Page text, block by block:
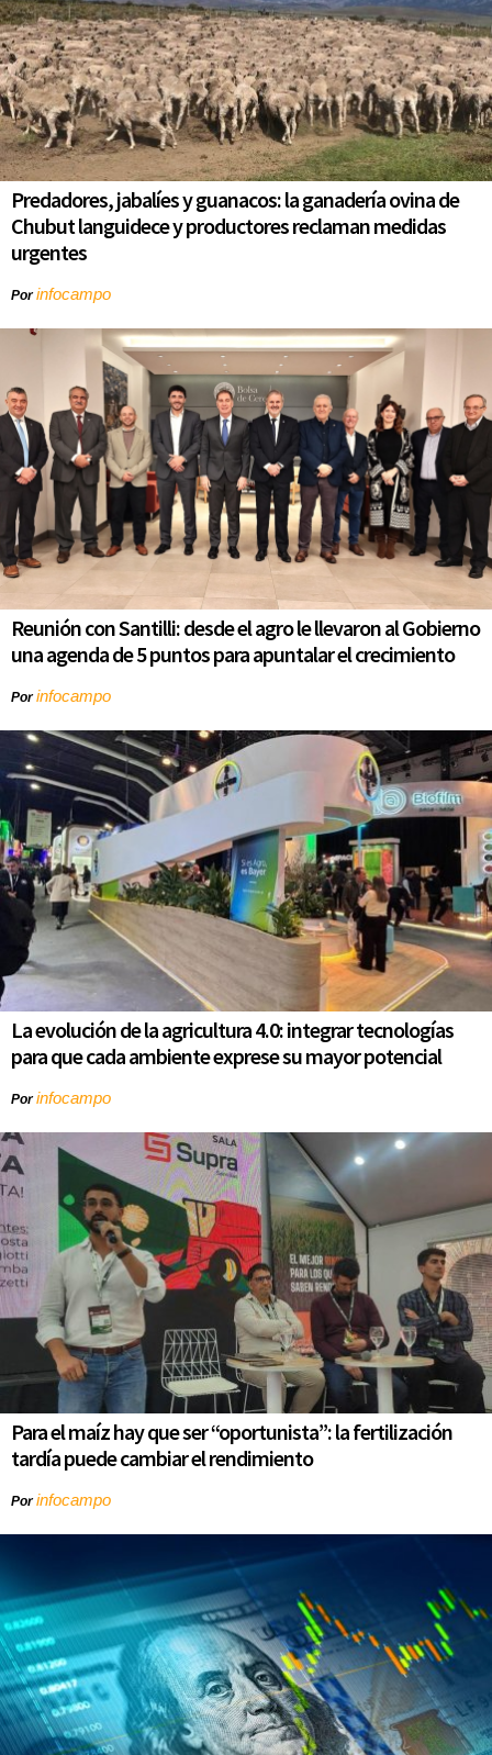
Predadores, jabalíes y guanacos: la ganadería ovina de
Chubut languidece y productores reclaman medidas
urgentes
Porinfocampo
Reunión con Santilli: desde el agro le llevaron al Gobierno
una agenda de 5 puntos para apuntalar el crecimiento
Porinfocampo
La evolución de la agricultura 4.0: integrar tecnologías
para que cada ambiente exprese su mayor potencial
Porinfocampo
Para el maíz hay que ser “oportunista”: la fertilización
tardía puede cambiar el rendimiento
Porinfocampo